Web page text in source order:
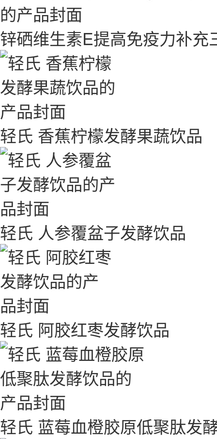
锌硒维生素E提高免疫力补
轻氏 香蕉柠檬发酵果蔬饮品
轻氏 人参覆盆子发酵饮品
轻氏 阿胶红枣发酵饮品
轻氏 蓝莓血橙胶原低聚肽发